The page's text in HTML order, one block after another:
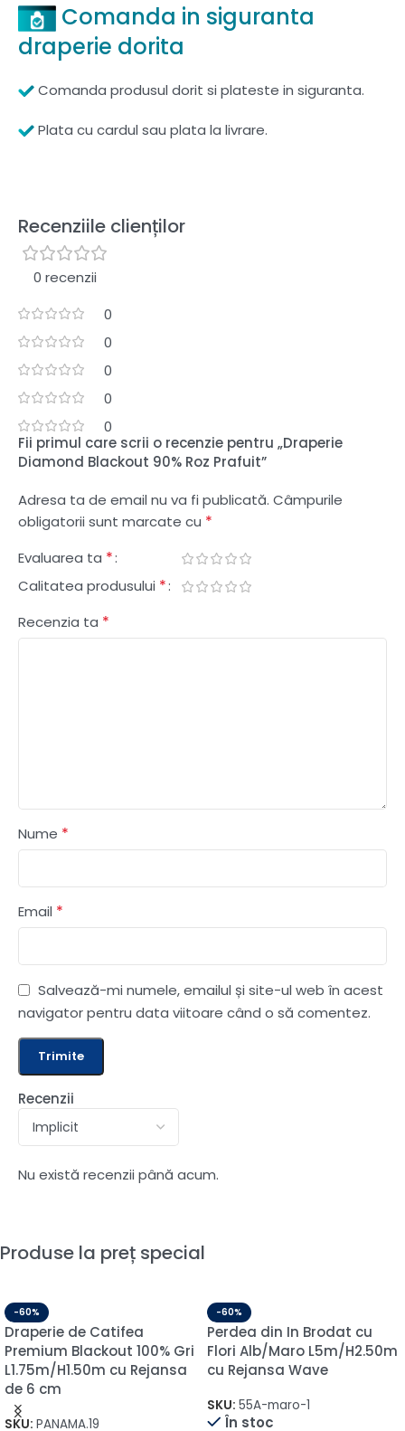
Comanda in siguranta
draperie dorita
Comanda produsul dorit si plateste in siguranta.
Plata cu cardul sau plata la livrare.
Recenziile clienților
0 recenzii
0
0
0
0
0
Recenzii
Nu există recenzii până acum.
Fii primul care scrii o recenzie pentru „Draperie
Diamond Blackout 90% Roz Prafuit”
Adresa ta de email nu va fi publicată. Câmpurile
obligatorii sunt marcate cu *
Evaluarea ta *
Calitatea produsului *
Recenzia ta *
Nume *
Email *
Salvează-mi numele, emailul și site-ul web în acest
navigator pentru data viitoare când o să comentez.
Produse la preț special
-60%
Draperie de Catifea
Premium Blackout 100% Gri
L1.75m/H1.50m cu Rejansa
de 6 cm
SKU: PANAMA.19
-60%
Perdea din In Brodat cu
Flori Alb/Maro L5m/H2.50m
cu Rejansa Wave
SKU: 55A-maro-1
În stoc